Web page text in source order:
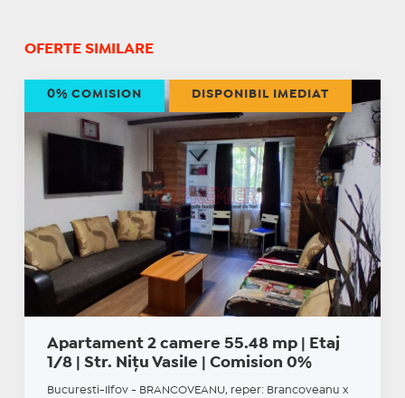
OFERTE SIMILARE
Apartament 2 camere 55.48 mp | Etaj
1/8 | Str. Nițu Vasile | Comision 0%
Bucuresti-Ilfov - BRANCOVEANU, reper: Brancoveanu x
0% COMISION DISPONIBIL IMEDIAT